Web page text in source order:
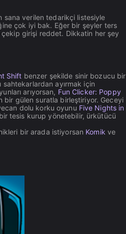
sana verilen tedarikçi listesiyle
çok iyi bak. Eğer bir şeyler ters
girişi reddet. Dikkatin her şey
Shift benzer şekilde sinir bozucu bir
ayırmak için
arıyorsan, Fun Clicker: Poppy
bir gülen suratla birleştiriyor. Geceyi
dolu korku oyunu Five Nights in
tesis kurup yönetebilir, ürkütücü
bir arada istiyorsan Komik ve